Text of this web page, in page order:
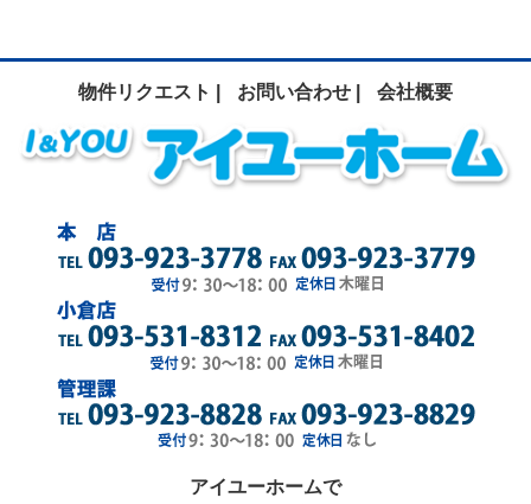
物件リクエスト | お問い合わせ | 会社概要
アイユーホームで